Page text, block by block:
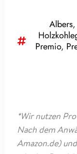
Albers,
Premio,
*Wir nutzen
Nach dem
Amazon.de)